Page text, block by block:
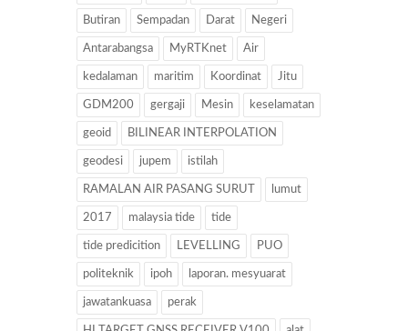
Butiran Sempadan Darat Negeri
Antarabangsa MyRTKnet Air
kedalaman maritim Koordinat Jitu
GDM200 gergaji Mesin keselamatan
geoid BILINEAR INTERPOLATION
geodesi jupem istilah
RAMALAN AIR PASANG SURUT lumut
2017 malaysia tide tide
tide predicition LEVELLING PUO
politeknik ipoh laporan. mesyuarat
jawatankuasa perak